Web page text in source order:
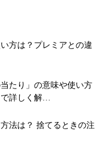
方は？プレミアとの違
たり」の意味や使い方
詳しく解…
法は？ 捨てるときの注